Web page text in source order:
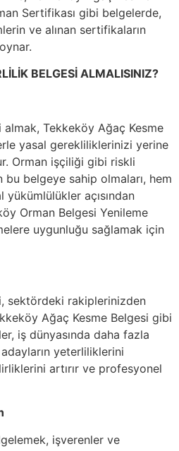
Sertifikası gibi belgelerde,
ve alınan sertifikaların
BELGESİ ALMALISINIZ?
Tekkeköy Ağaç Kesme
yasal gerekliliklerinizi yerine
Orman işçiliği gibi riskli
bu belgeye sahip olmaları, hem
açısından
Orman Belgesi Yenileme
uygunluğu sağlamak için
sektördeki rakiplerinizden
Ağaç Kesme Belgesi gibi
iş dünyasında daha fazla
yeterliliklerini
artırır ve profesyonel
işverenler ve